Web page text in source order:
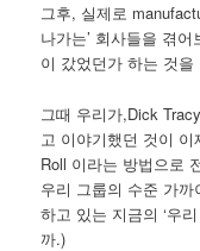
그후, 실제로
나가는’ 회사들을 겪
이 갔었던가 하는 것
그때 우리가,Dick
고 이야기했던 것이
Roll 이라는 방법으로
우리 그룹의 수준 가
하고 있는 지금의 ‘우
까.)